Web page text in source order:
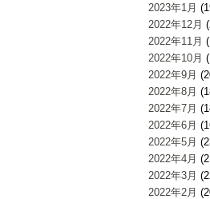
2023年1月
2022年12月
2022年11月
2022年10月
2022年9月
2022年8月
2022年7月
2022年6月
2022年5月
2022年4月
2022年3月
2022年2月